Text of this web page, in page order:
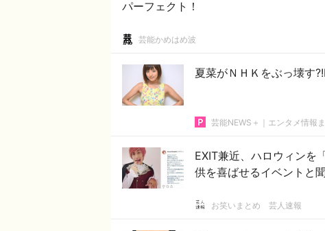
パーフェクト！
芸能かめはめ波
夏菜がＮＨＫをぶっ壊す
芸能NEWS＋｜エンタメ情報ま
EXIT兼近、ハロウィン
供を喜ばせるイベントと
お笑いまとめ 芸人速報